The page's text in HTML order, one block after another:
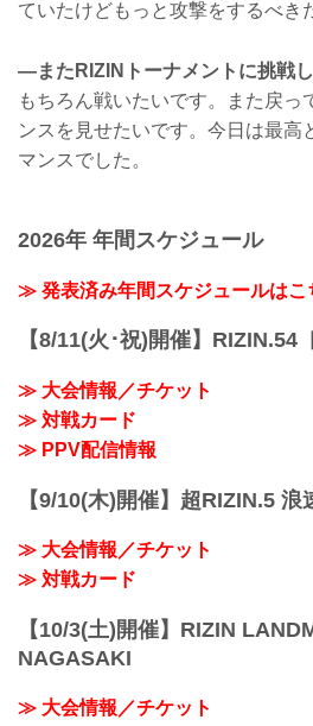
ていたけどもっと攻撃をするべき
―またRIZINトーナメントに挑戦し
もちろん戦いたいです。また戻っ
ンスを見せたいです。今日は最高
マンスでした。
2026年 年間スケジュール
≫ 発表済み年間スケジュールはこ
【8/11(火･祝)開催】RIZIN.54
≫ 大会情報／チケット
≫ 対戦カード
≫ PPV配信情報
【9/10(木)開催】超RIZIN.5 浪
≫ 大会情報／チケット
≫ 対戦カード
【10/3(土)開催】RIZIN
NAGASAKI
≫ 大会情報／チケット